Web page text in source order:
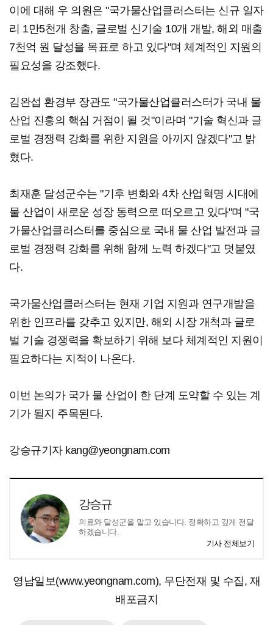
이에 대해 우 의원은 "국가물산업클러스터는 신규 일자
리 1만5천개 창출, 글로벌 신기술 10개 개발, 해외 매출
7천억 원 달성을 목표로 하고 있다"며 체계적인 지원의
필요성을 강조했다.
김완섭 환경부 장관도 "국가물산업클러스터가 국내 물
산업 진흥의 핵심 거점이 될 것"이라며 "기술 혁신과 글
로벌 경쟁력 강화를 위한 지원을 아끼지 않겠다"고 밝
혔다.
최재훈 달성군수는 "기후 변화와 4차 산업혁명 시대에
물 산업이 새로운 성장 동력으로 떠오르고 있다"며 "국
가물산업클러스터를 중심으로 국내 물 산업 발전과 글
로벌 경쟁력 강화를 위해 함께 노력 하겠다"고 덧붙였
다.
국가물산업클러스터는 현재 기업 지원과 연구개발을
위한 인프라를 갖추고 있지만, 해외 시장 개척과 글로
벌 기술 경쟁력을 확보하기 위해 보다 체계적인 지원이
필요하다는 지적이 나온다.
이번 논의가 국가 물 산업이 한 단계 도약할 수 있는 계
기가 될지 주목된다.
강승규기자 kang@yeongnam.com
강승규
의료와 달성군을 맡고 있습니다. 정확하고 깊게 전달
하겠습니다.
기사 전체보기
영남일보(www.yeongnam.com), 무단전재 및 수집, 재
배포금지